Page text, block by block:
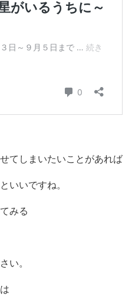
てしまいたいことがあれば
いいですね。
みる
い。